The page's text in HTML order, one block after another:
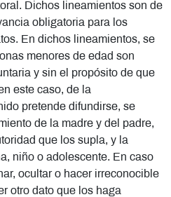
Dichos lineamientos son de
obligatoria para los
En dichos lineamientos, se
menores de edad son
y sin el propósito de que
este caso, de la
pretende difundirse, se
de la madre y del padre,
que los supla, y la
niño o adolescente. En caso
ocultar o hacer irreconocible
otro dato que los haga